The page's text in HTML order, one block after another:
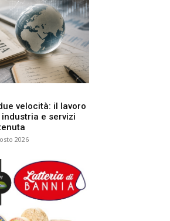
velocità: il lavoro
e servizi
2026